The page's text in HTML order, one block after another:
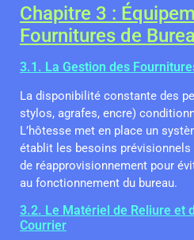
Chapitre 3 :
Fournitures de
3.1. La Gestion des
La disponibilité constante des
stylos, agrafes, encre)
L’hôtesse met en place un
établit les besoins
de réapprovisionnement pour
au fonctionnement du bureau.
3.2. Le Matériel de Reliure et
Courrier